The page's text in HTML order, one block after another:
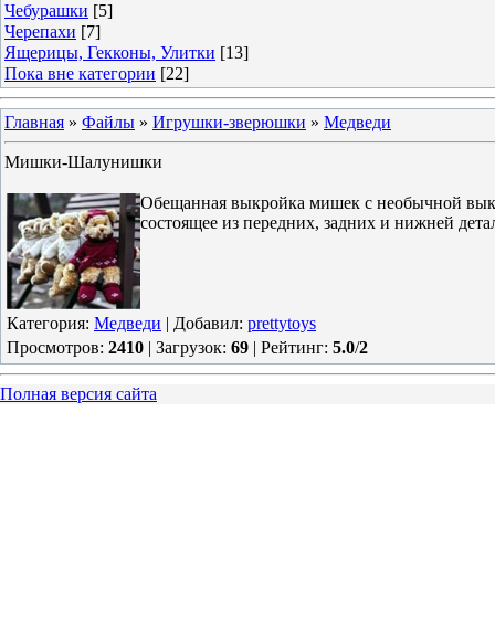
Чебурашки [5]
Черепахи [7]
Ящерицы, Гекконы, Улитки [13]
Пока вне категории [22]
Главная » Файлы » Игрушки-зверюшки » Медведи
Мишки-Шалунишки
Обещанная выкройка мишек с необычной
состоящее из передних, задних и нижней
Категория: Медведи | Добавил: prettytoys
Просмотров: 2410 | Загрузок: 69 | Рейтинг: 5.0/2
Полная версия сайта